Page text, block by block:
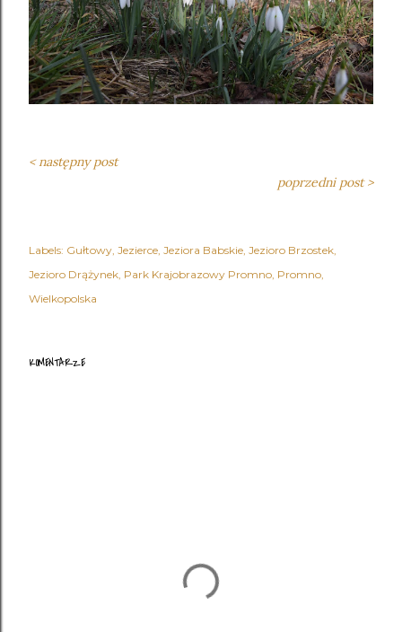
< następny post
poprzedni post >
Labels: Gułtowy Jezierce Jeziora Babskie Jezioro Brzostek
Jezioro Drążynek Park Krajobrazowy Promno Promno
Wielkopolska
KOMENTARZE